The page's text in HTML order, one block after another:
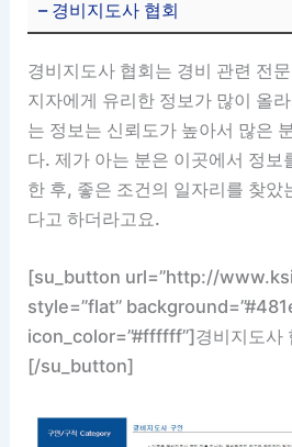
– 경비지도사 협회
경비지도사 협회는 경비 관련 전
지자에게 유리한 정보가 많이 올
는 정보는 신뢰도가 높아서 많은
다. 제가 아는 분은 이곳에서 정보
한 후, 좋은 조건의 일자리를 찾았
다고 하더라고요.
[su_button url=”http://
style=”flat”
icon_color=”#ffffff”]경비지도사
[/su_button]